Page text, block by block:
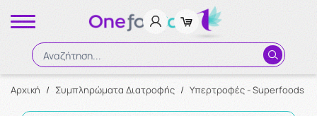
Αναζήτηση...
Αναζήτηση
Αρχική / Συμπληρώματα Διατροφής / Υπερτροφές - Superfoods